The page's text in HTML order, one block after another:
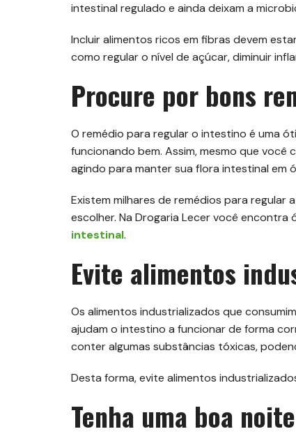
intestinal regulado e ainda deixam a
Incluir alimentos ricos em fibras devem
como regular o nível de açúcar, diminuir
Procure por bons
O remédio para regular o intestino é uma
funcionando bem. Assim, mesmo que
agindo para manter sua flora intestinal em
Existem milhares de remédios para
escolher. Na Drogaria Lecer você encontra
intestinal.
Evite alimentos
Os alimentos industrializados que
ajudam o intestino a funcionar de forma
conter algumas substâncias tóxicas,
Desta forma, evite alimentos
Tenha uma boa